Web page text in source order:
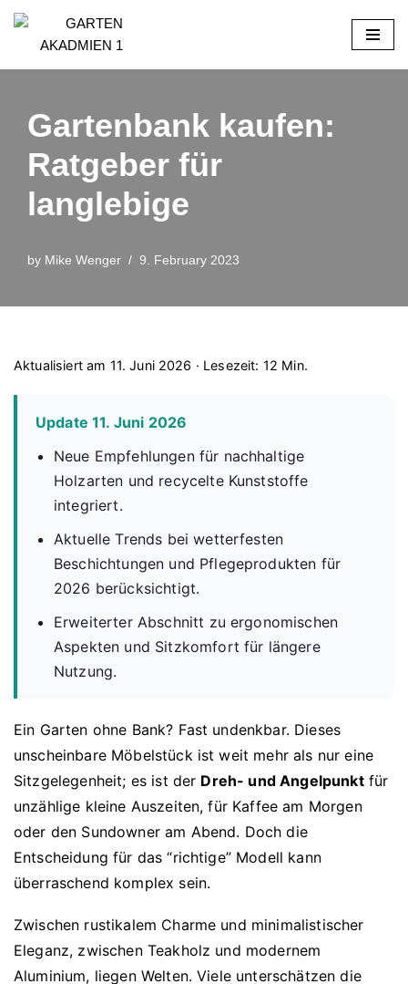
to
Gartenbank kaufen:
Ratgeber für
langlebige
by Mike Wenger 9. February 2023
Aktualisiert am 11. Juni 2026 · Lesezeit: 12 Min.
Update 11. Juni 2026
Neue Empfehlungen für nachhaltige
Holzarten und recycelte Kunststoffe
integriert.
Aktuelle Trends bei wetterfesten
Beschichtungen und Pflegeprodukten für
2026 berücksichtigt.
Erweiterter Abschnitt zu ergonomischen
Aspekten und Sitzkomfort für längere
Nutzung.
Ein Garten ohne Bank? Fast undenkbar. Dieses
unscheinbare Möbelstück ist weit mehr als nur eine
Sitzgelegenheit; es ist der Dreh- und Angelpunktfür
unzählige kleine Auszeiten, für Kaffee am Morgen
oder den Sundowner am Abend. Doch die
Entscheidung für das “richtige” Modell kann
überraschend komplex sein.
Zwischen rustikalem Charme und minimalistischer
Eleganz, zwischen Teakholz und modernem
Aluminium, liegen Welten. Viele unterschätzen die